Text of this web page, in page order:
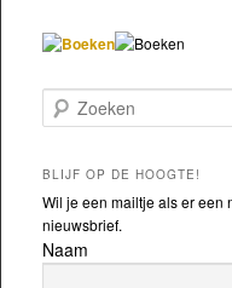
Zoeken
BLIJF OP DE HOOGTE!
Wil je een mailtje als er een
nieuwsbrief.
Naam